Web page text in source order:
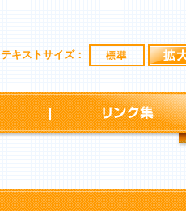
テキストサイズ： 標準
行事予定